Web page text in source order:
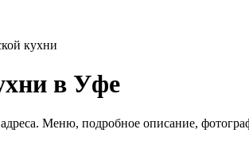
кухни
в Уфе
Меню, подробное описание,